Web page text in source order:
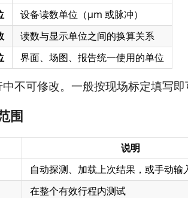
设备读数单位（μm 或脉冲）
读数与显示单位之间的换算关系
界面、场图、报告统一使用的单位
不可修改。一般按现场标定填写
围
说明
自动探测、加载上次结果，或手动输
在整个有效行程内测试